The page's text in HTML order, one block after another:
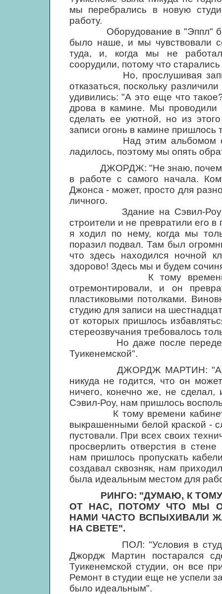
мы перебрались в новую
работу.
Оборудование в "Эппл"
было наше, и мы чувствовали
туда, и, когда мы не
соорудили, потому что старались
Но, прослушивая записи,
отказаться, поскольку
удивились: "А это еще что
дрова в камине. Мы проводили
сделать ее уютной, но из
записи огонь в камине пришлось
Над этим альбомом с
ладилось, поэтому мы опять
ДЖОРДЖ: "Не знаю, почему в
в работе с самого начала.
Джонса - может, просто для
личного.
Здание на Сэвил-Роу
строители и не превратили его
я ходил по нему, когда мы
поразил подвал. Там был
что здесь находился ночной
здорово! Здесь мы и будем
К тому времени как в
отремонтировали, и он
пластиковыми потолками.
студию для записи на
от которых пришлось
стереозвучания требовалось
Но даже после переделки
Туикенемской".
ДЖОРДЖ МАРТИН: "Алекс-
никуда не годится, что он
ничего, конечно же, не
Сэвил-Роу, нам пришлось
К тому времени кабинеты
выкрашенными белой краской -
пустовали. При всех своих
просверлить отверстия в
нам пришлось пропускать
создавал сквозняк, нам
была идеальным местом для
РИНГО: "ДУМАЮ, К
ОТ НАС, ПОТОМУ ЧТО МЫ
НАМИ ЧАСТО ВСПЫХИВАЛИ
НА СВЕТЕ".
ПОЛ: "Условия в студии
Джордж Мартин постарался
Туикенемской студии, он все
Ремонт в студии еще не успели
было идеальным".